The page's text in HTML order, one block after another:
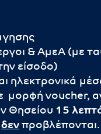
& ΑμεΑ (με
είσοδο)
ηλεκτρονικά
μορφή voucher,
Θησείου 15
δεν προβλέπονται.